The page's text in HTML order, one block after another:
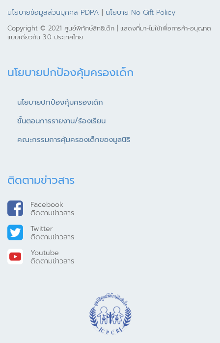
นโยบายข้อมูลส่วนบุคคล PDPA | นโยบาย No Gift Policy
Copyright © 2021 ศูนย์พิทักษ์สิทธิเด็ก | แสดงที่มา-ไม่ใช้เพื่อการค้า-อนุญาต
แบบเดียวกัน 3.0 ประเทศไทย
นโยบายปกป้องคุ้มครองเด็ก
นโยบายปกป้องคุ้มครองเด็ก
ขั้นตอนการรายงาน/ร้องเรียน
คณะกรรมการคุ้มครองเด็กของมูลนิธิ
ติดตามข่าวสาร
Facebook
ติดตามข่าวสาร
Twitter
ติดตามข่าวสาร
Youtube
ติดตามข่าวสาร